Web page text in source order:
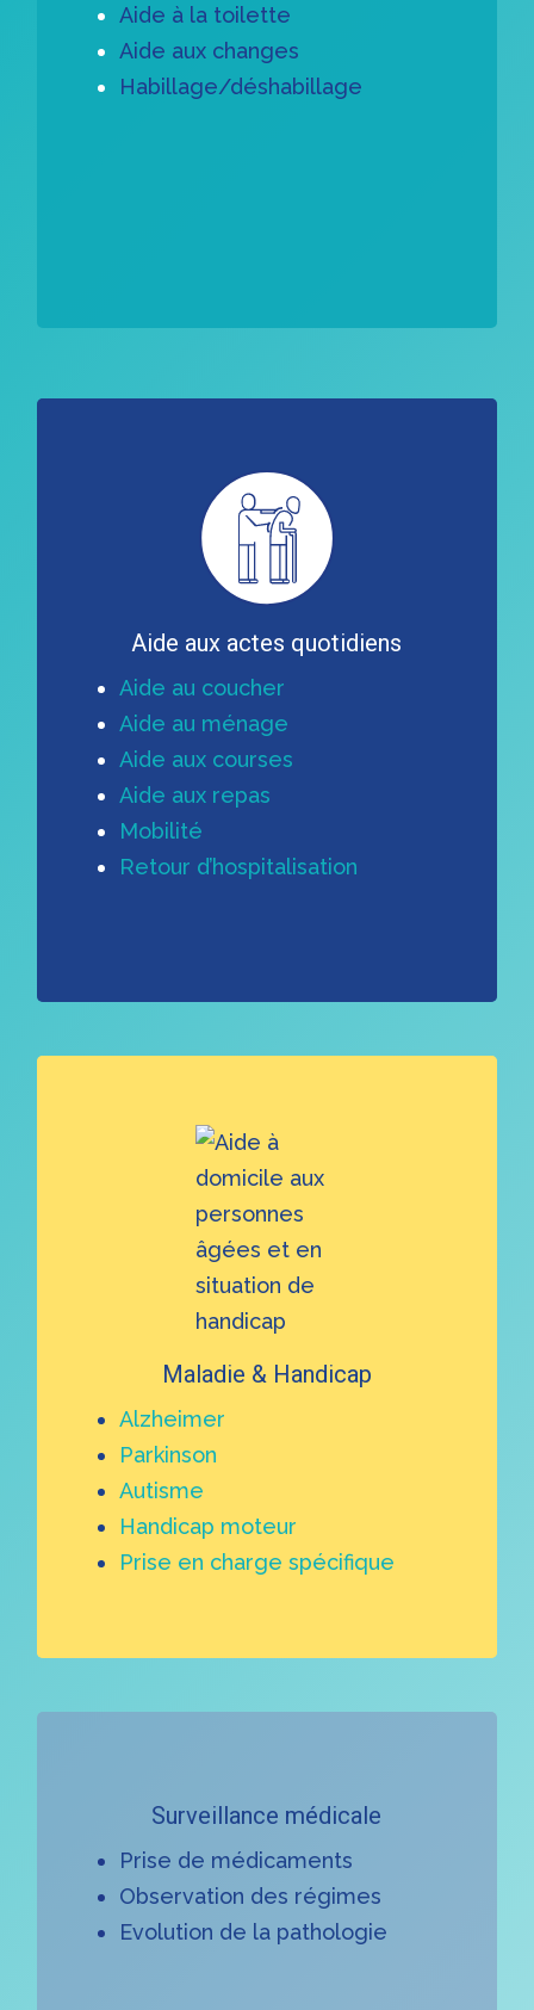
Aide à la toilette
Aide aux changes
Habillage/déshabillage
Aide aux actes quotidiens
Aide au coucher
Aide au ménage
Aide aux courses
Aide aux repas
Mobilité
Retour d’hospitalisation
Maladie & Handicap
Alzheimer
Parkinson
Autisme
Handicap moteur
Prise en charge spécifique
Surveillance médicale
Prise de médicaments
Observation des régimes
Evolution de la pathologie